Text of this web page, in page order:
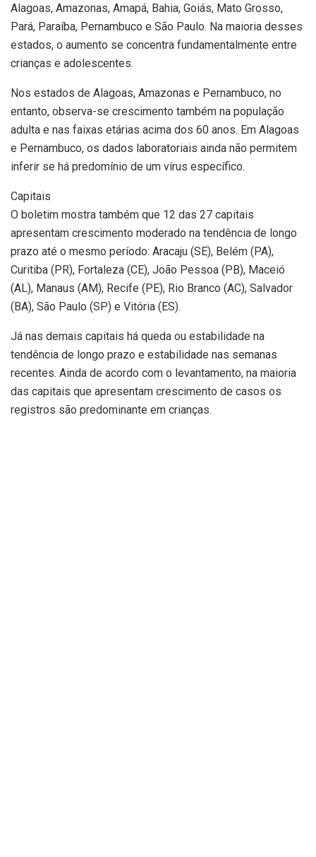
Alagoas, Amazonas, Amapá, Bahia, Goiás, Mato Grosso,
Pará, Paraíba, Pernambuco e São Paulo. Na maioria desses
estados, o aumento se concentra fundamentalmente entre
crianças e adolescentes.
Nos estados de Alagoas, Amazonas e Pernambuco, no
entanto, observa-se crescimento também na população
adulta e nas faixas etárias acima dos 60 anos. Em Alagoas
e Pernambuco, os dados laboratoriais ainda não permitem
inferir se há predomínio de um vírus específico.
Capitais
O boletim mostra também que 12 das 27 capitais
apresentam crescimento moderado na tendência de longo
prazo até o mesmo período: Aracaju (SE), Belém (PA),
Curitiba (PR), Fortaleza (CE), João Pessoa (PB), Maceió
(AL), Manaus (AM), Recife (PE), Rio Branco (AC), Salvador
(BA), São Paulo (SP) e Vitória (ES).
Já nas demais capitais há queda ou estabilidade na
tendência de longo prazo e estabilidade nas semanas
recentes. Ainda de acordo com o levantamento, na maioria
das capitais que apresentam crescimento de casos os
registros são predominante em crianças.